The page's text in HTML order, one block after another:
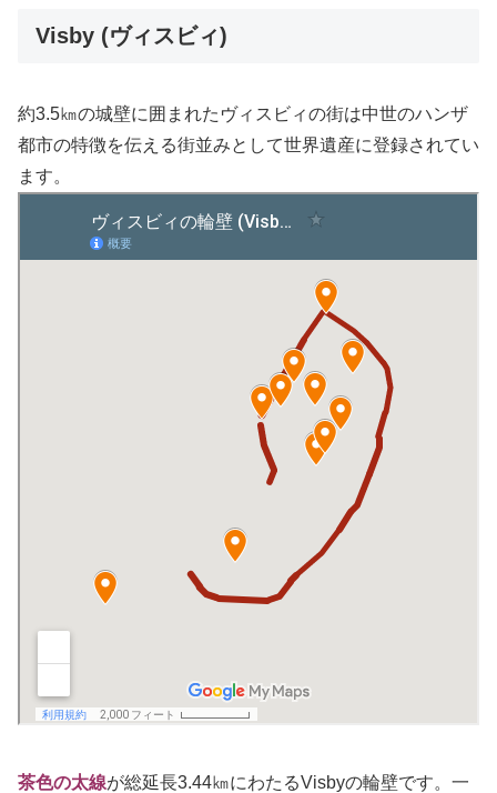
Visby (ヴィスビィ)
約3.5㎞の城壁に囲まれたヴィスビィの街は中世のハンザ
都市の特徴を伝える街並みとして世界遺産に登録されてい
ます。
茶色の太線が総延長3.44㎞にわたるVisbyの輪壁です。一